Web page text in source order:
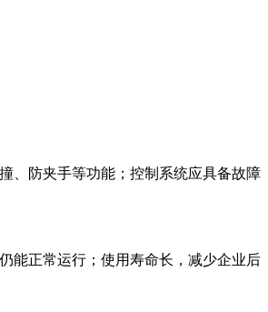
、防夹手等功能；控制系统应具备故障
能正常运行；使用寿命长，减少企业后